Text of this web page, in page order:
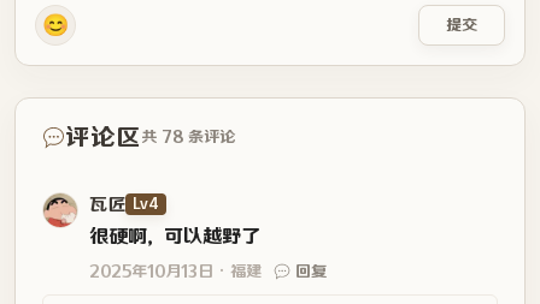
😊 提交
评论区 共 78 条评论
瓦匠 Lv4
很硬啊，可以越野了
2025年10月13日 福建 回复